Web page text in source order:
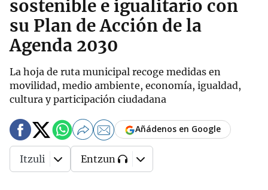
sostenible e igualitario con
su Plan de Acción de la
Agenda 2030
La hoja de ruta municipal recoge medidas en
movilidad, medio ambiente, economía, igualdad,
cultura y participación ciudadana
Añádenos en Google
Itzuli Entzun